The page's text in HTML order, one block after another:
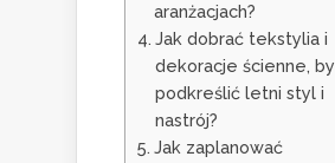
aranżacjach?
Jak dobrać tekstylia i
dekoracje ścienne, by
podkreślić letni styl i
nastrój?
Jak zaplanować